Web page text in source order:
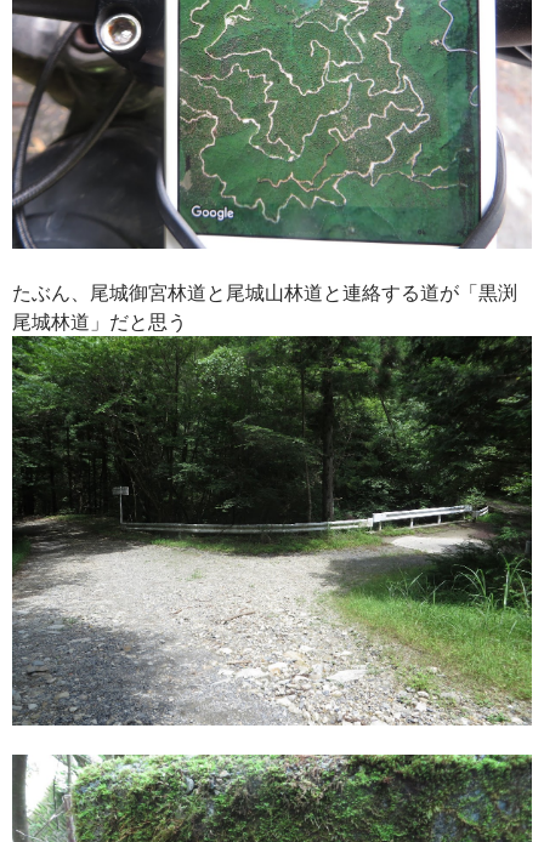
たぶん、尾城御宮林道と尾城山林道と連絡する道が「黒渕
尾城林道」だと思う